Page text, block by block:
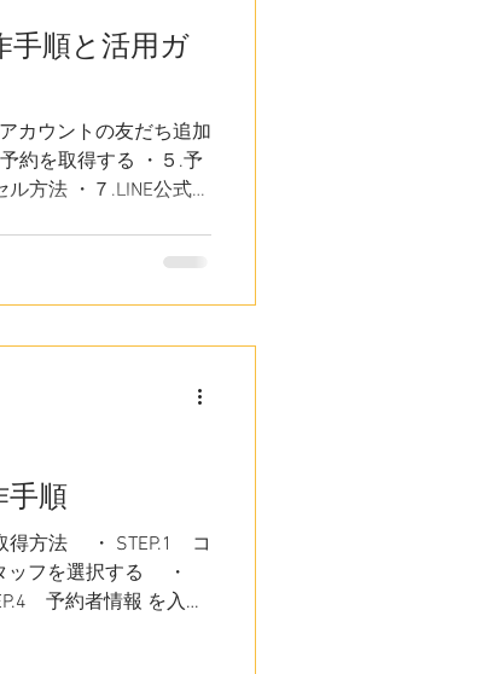
めご了承ください。
えるよう、より一層
卒ご理解のほどよろ
手順と活用ガ
カウントの友だち追加
約を取得する ・５.予
方法 ・７.LINE公式ア
。 →「詳しいWeb予
きる便利なツールで
おくと、予約の日時
た体のお悩みや予約の
気軽にご相談いただけ
ウントの友だち追加
わせ」ページ内にあ
はLINEアプリの検索画
ゴリは「公式アカウ
手順
得方法 ・ STEP.1 コ
ッフを選択する ・
予約者情報 を入力